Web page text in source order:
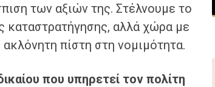
των αξιών της. Στέλνουμε το
καταστρατήγησης, αλλά χώρα με
πίστη στη νομιμότητα.
που υπηρετεί τον πολίτη